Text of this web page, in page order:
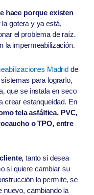
hace porque existen
gotera y ya está,
el problema de raíz.
la impermeabilización.
Madrid de
para lograrlo,
que se instala en seco
crear estanqueidad. En
tela asfáltica, PVC,
o TPO, entre
tanto si desea
si quiere cambiar su
lo permite, se
nuevo, cambiando la